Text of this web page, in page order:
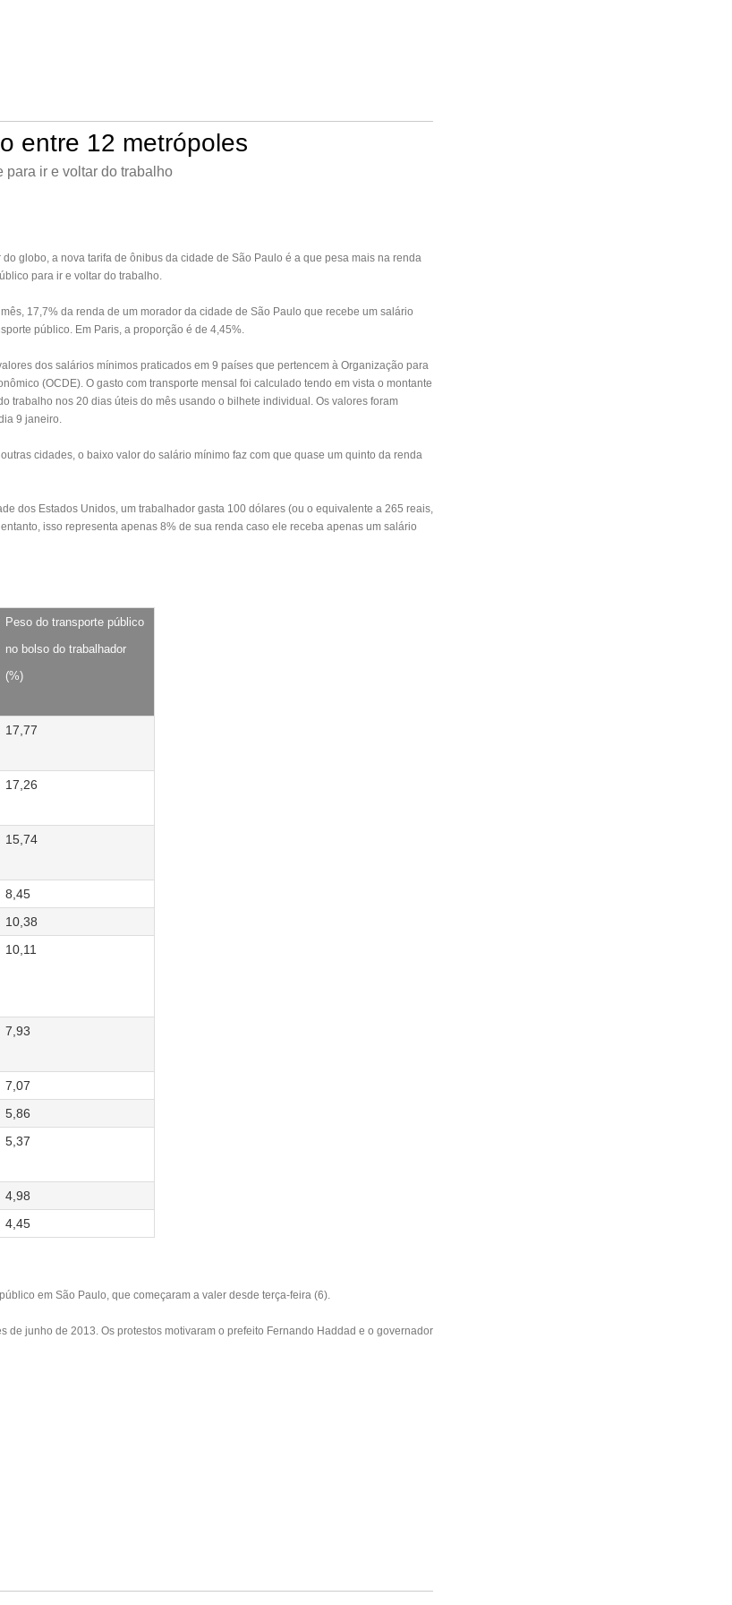
entre 12 metrópoles
para ir e voltar do trabalho
globo, a nova tarifa de ônibus da cidade de São Paulo é a que pesa mais na renda
para ir e voltar do trabalho.
17,7% da renda de um morador da cidade de São Paulo que recebe um salário
público. Em Paris, a proporção é de 4,45%.
dos salários mínimos praticados em 9 países que pertencem à Organização para
(OCDE). O gasto com transporte mensal foi calculado tendo em vista o montante
trabalho nos 20 dias úteis do mês usando o bilhete individual. Os valores foram
9 janeiro.
cidades, o baixo valor do salário mínimo faz com que quase um quinto da renda
dos Estados Unidos, um trabalhador gasta 100 dólares (ou o equivalente a 265 reais,
isso representa apenas 8% de sua renda caso ele receba apenas um salário
Peso do transporte público
no bolso do trabalhador
(%)
17,77
17,26
15,74
8,45
10,38
10,11
7,93
7,07
5,86
5,37
4,98
4,45
em São Paulo, que começaram a valer desde terça-feira (6).
de junho de 2013. Os protestos motivaram o prefeito Fernando Haddad e o governador